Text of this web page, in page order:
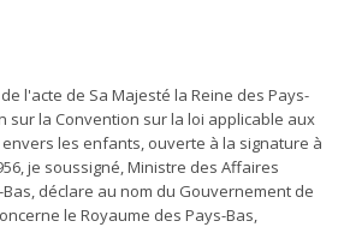
l'acte de Sa Majesté la Reine des Pays-
sur la Convention sur la loi applicable aux
les enfants, ouverte à la signature à
je soussigné, Ministre des Affaires
déclare au nom du Gouvernement de
le Royaume des Pays-Bas,